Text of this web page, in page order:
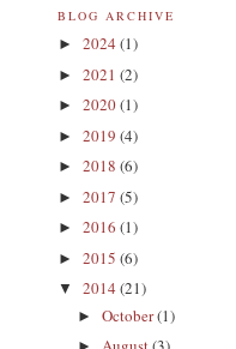
BLOG ARCHIVE
► 2024 (1)
► 2021 (2)
► 2020(1)
► 2019 (4)
► 2018 (6)
► 2017 (5)
► 2016 (1)
► 2015 (6)
▼ 2014 (21)
► October(1)